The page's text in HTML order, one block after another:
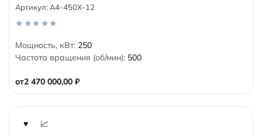
от2 470 000,00 ₽
Артикул: А4-450Х-12
0
o
u
f
5
Мощность, кВт: 250
Частота вращения (об/мин): 500